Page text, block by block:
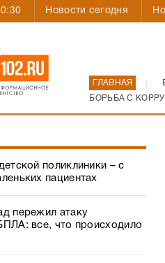
Новости сегодня
ГЛАВНАЯ
БОРЬБА С
поликлиники – с
пациентах
пережил атаку
все, что происходило